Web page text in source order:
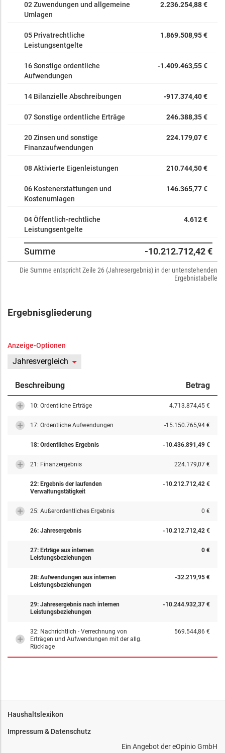
02 Zuwendungen und allgemeine
Umlagen
2.236.254,88 €
05 Privatrechtliche
Leistungsentgelte
1.869.508,95 €
16 Sonstige ordentliche
Aufwendungen
-1.409.463,55 €
14 Bilanzielle Abschreibungen -917.374,40 €
07 Sonstige ordentliche Erträge 246.388,35 €
20 Zinsen und sonstige
Finanzaufwendungen
224.179,07 €
08 Aktivierte Eigenleistungen 210.744,50 €
06 Kostenerstattungen und
Kostenumlagen
146.365,77 €
04 Öffentlich-rechtliche
Leistungsentgelte
4.612 €
Summe -10.212.712,42 €
Die Summe entspricht Zeile 26 (Jahresergebnis) in der untenstehenden
Ergebnistabelle
Ergebnisgliederung
Anzeige-Optionen
Jahresvergleich
Beschreibung Betrag
10: Ordentliche Erträge 4.713.874,45 €
17: Ordentliche Aufwendungen -15.150.765,94 €
18: Ordentliches Ergebnis -10.436.891,49 €
21: Finanzergebnis 224.179,07 €
22: Ergebnis der laufenden
Verwaltungstätigkeit
-10.212.712,42 €
25: Außerordentliches Ergebnis 0 €
26: Jahresergebnis -10.212.712,42 €
27: Erträge aus internen
Leistungsbeziehungen
0 €
28: Aufwendungen aus internen
Leistungsbeziehungen
-32.219,95 €
29: Jahresergebnis nach internen
Leistungsbeziehungen
-10.244.932,37 €
32: Nachrichtlich - Verrechnung von
Erträgen und Aufwendungen mit der allg.
Rücklage
569.544,86 €
Haushaltslexikon
Impressum & Datenschutz
Ein Angebot dereOpinio GmbH